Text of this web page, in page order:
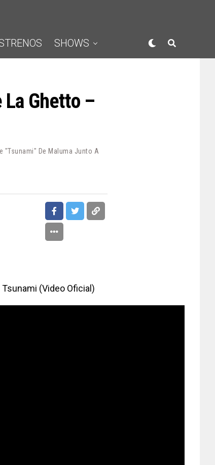
SHOWS
Ghetto –
"Tsunami" De Maluma Junto A
Tsunami (Video Oficial)